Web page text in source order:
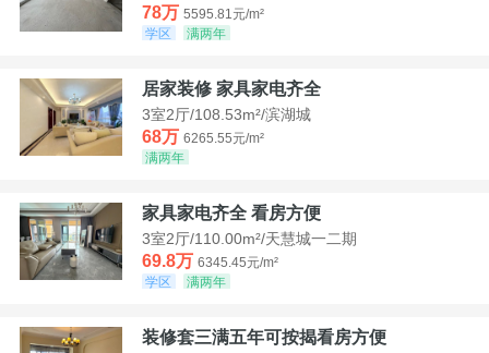
78万 5595.81元/m²
学区
满两年
居家装修 家具家电齐全
3室2厅/108.53m²/滨湖城
68万 6265.55元/m²
满两年
家具家电齐全 看房方便
3室2厅/110.00m²/天慧城一二期
69.8万 6345.45元/m²
学区
满两年
装修套三满五年可按揭看房方便